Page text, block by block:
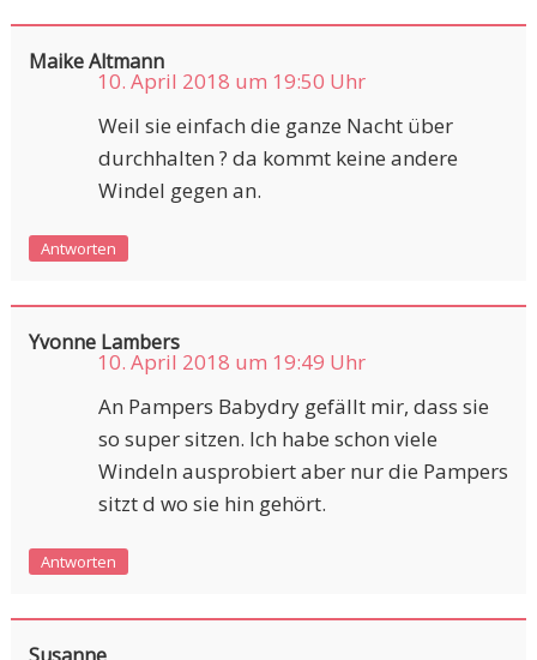
Maike Altmann
10. April 2018 um 19:50 Uhr
Weil sie einfach die ganze Nacht über
durchhalten ? da kommt keine andere
Windel gegen an.
Antworten
Yvonne Lambers
10. April 2018 um 19:49 Uhr
An Pampers Babydry gefällt mir, dass sie
so super sitzen. Ich habe schon viele
Windeln ausprobiert aber nur die Pampers
sitzt d wo sie hin gehört.
Antworten